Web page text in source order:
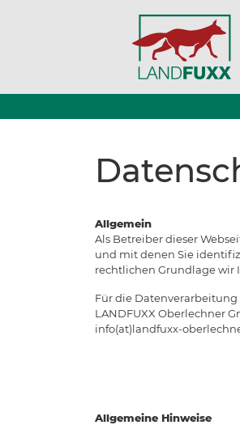
Allgemein
Als Betreiber dieser
und mit denen Sie
rechtlichen Grundlage wir
Für die
LANDFUXX Oberlechner
info(at)landfuxx-
Allgemeine Hinweise